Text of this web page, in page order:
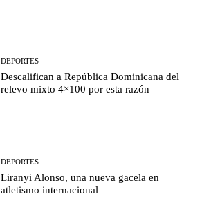
DEPORTES
Descalifican a República Dominicana del
relevo mixto 4×100 por esta razón
DEPORTES
Liranyi Alonso, una nueva gacela en
atletismo internacional